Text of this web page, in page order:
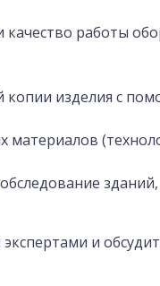
работы
копии изделия с
и